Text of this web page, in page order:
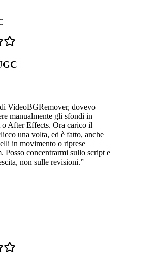
VideoBGRemover, dovevo
manualmente gli sfondi in
o After Effects. Ora carico il
una volta, ed è fatto, anche
in movimento o riprese
Posso concentrarmi sullo script e
non sulle revisioni.”